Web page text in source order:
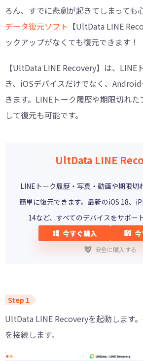
ろん、すでに悲劇が起きてしまっても
データ復元ソフト 【UltData LINE
ックアップがなくても復元できます！
【UltData LINE Recovery】は、LINE
き、iOSデバイスだけでなく、
きます。LINEトーク履歴や期限切れ
して復元も可能です。
UltData LINE
LINEトーク履歴・写真・動画や期限切
簡単に復元できます。最新のiOS 18、
14など、すべてのデバイスをサポー
今すぐ購入
安全に購入する
UltData LINE Recoveryを起動します
を接続します。